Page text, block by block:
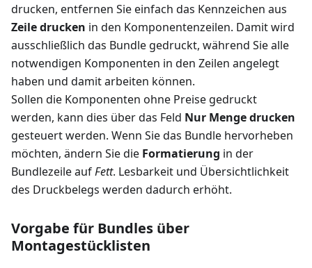
drucken, entfernen Sie einfach das Kennzeichen aus
Zeile drucken in den Komponentenzeilen. Damit wird
ausschließlich das Bundle gedruckt, während Sie alle
notwendigen Komponenten in den Zeilen angelegt
haben und damit arbeiten können.
Sollen die Komponenten ohne Preise gedruckt
werden, kann dies über das Feld Nur Menge drucken
gesteuert werden. Wenn Sie das Bundle hervorheben
möchten, ändern Sie die Formatierung in der
Bundlezeile aufFett. Lesbarkeit und Übersichtlichkeit
des Druckbelegs werden dadurch erhöht.
Vorgabe für Bundles über
Montagestücklisten